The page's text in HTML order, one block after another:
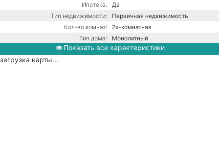
Ипотека:
Да
Тип недвижимости:
Первичная недвижимость
Кол-во комнат:
2х-комнатная
Тип дома:
Монолитный
Ремонт:
С ремонтом
Показать все характеристики
загрузка карты...